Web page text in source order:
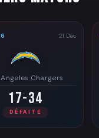
21 Déc
Angeles Chargers
17-34
DÉFAITE